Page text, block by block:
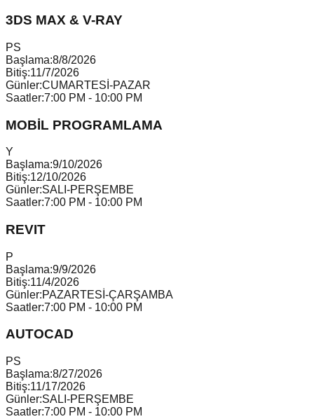
3DS MAX & V-RAY
PS
Başlama:8/8/2026
Bitiş:11/7/2026
Günler:CUMARTESİ-PAZAR
Saatler:7:00 PM - 10:00 PM
MOBİL PROGRAMLAMA
Y
Başlama:9/10/2026
Bitiş:12/10/2026
Günler:SALI-PERŞEMBE
Saatler:7:00 PM - 10:00 PM
REVIT
P
Başlama:9/9/2026
Bitiş:11/4/2026
Günler:PAZARTESİ-ÇARŞAMBA
Saatler:7:00 PM - 10:00 PM
AUTOCAD
PS
Başlama:8/27/2026
Bitiş:11/17/2026
Günler:SALI-PERŞEMBE
Saatler:7:00 PM - 10:00 PM